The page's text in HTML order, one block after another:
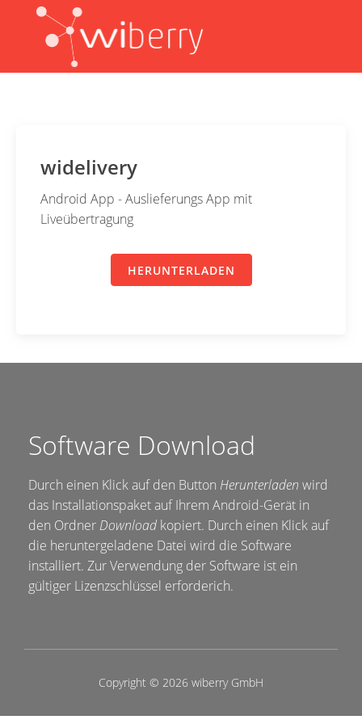
widelivery
Android App - Auslieferungs App mit
Liveübertragung
HERUNTERLADEN
Software Download
Durch einen Klick auf den Button Herunterladen wird
das Installationspaket auf Ihrem Android-Gerät in
den Ordner Download kopiert. Durch einen Klick auf
die heruntergeladene Datei wird die Software
installiert. Zur Verwendung der Software ist ein
gültiger Lizenzschlüssel erforderich.
Copyright © 2026 wiberry GmbH